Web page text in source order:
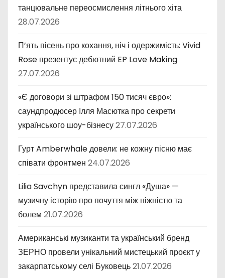
танцювальне переосмислення літнього хіта
28.07.2026
П’ять пісень про кохання, ніч і одержимість: Vivid
Rose презентує дебютний EP Love Making
27.07.2026
«Є договори зі штрафом 150 тисяч євро»:
саундпродюсер Ілля Масютка про секрети
українського шоу-бізнесу27.07.2026
Гурт Amberwhale довели: не кожну пісню має
співати фронтмен 24.07.2026
Lilia Savchyn представила сингл «Душа» —
музичну історію про почуття між ніжністю та
болем 21.07.2026
Американські музиканти та український бренд
ЗЕРНО провели унікальний мистецький проєкт у
закарпатському селі Буковець21.07.2026